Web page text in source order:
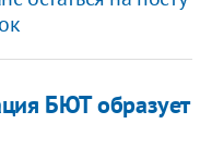
БЮТ образует